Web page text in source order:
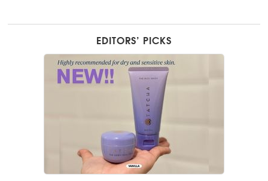
EDITORS’ PICKS